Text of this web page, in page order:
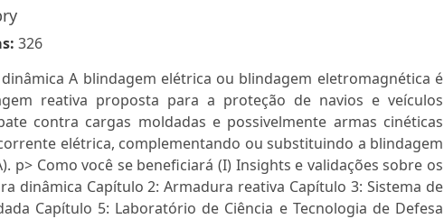
326
A blindagem elétrica ou blindagem eletromagnética é
reativa proposta para a proteção de navios e veículos
contra cargas moldadas e possivelmente armas cinéticas
elétrica, complementando ou substituindo a blindagem
p> Como você se beneficiará (I) Insights e validações sobre os
dinâmica Capítulo 2: Armadura reativa Capítulo 3: Sistema de
Capítulo 5: Laboratório de Ciência e Tecnologia de Defesa